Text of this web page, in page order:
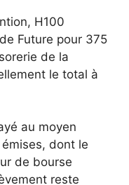
H100
Future pour 375
de la
le total à
au moyen
dont le
de bourse
reste